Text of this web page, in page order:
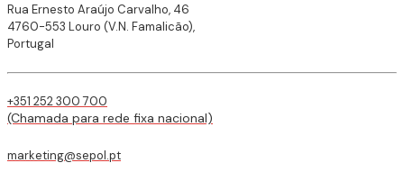
Rua Ernesto Araújo Carvalho, 46
4760-553 Louro (V.N. Famalicão),
Portugal
+351 252 300 700
(Chamada para rede fixa nacional)
marketing@sepol.pt